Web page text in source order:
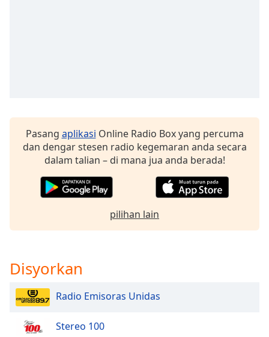
Opacity
Edge
Family
Reset
Pasang aplikasi Online Radio Box yang percuma
dan dengar stesen radio kegemaran anda secara
dalam talian – di mana jua anda berada!
pilihan lain
Disyorkan
Radio Emisoras Unidas
Stereo 100